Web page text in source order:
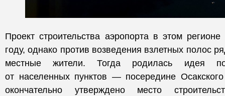
Проект строительства аэропорта в этом
году, однако против возведения взлетных полос
местные жители. Тогда родилась идея
от населенных пунктов — посередине
окончательно утверждено место